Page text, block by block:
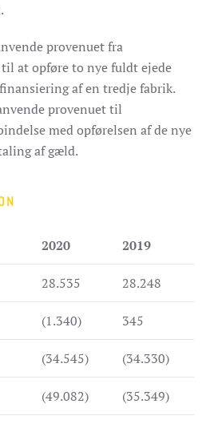
provenuet fra
til atopføre ​​to nye fuldt ejede
af en tredje fabrik.
provenuet til
med opførelsen af de nye
af gæld.
2020 2019
28.535 28.248
(1.340) 345
(34.545) (34.330)
(49.082) (35.349)